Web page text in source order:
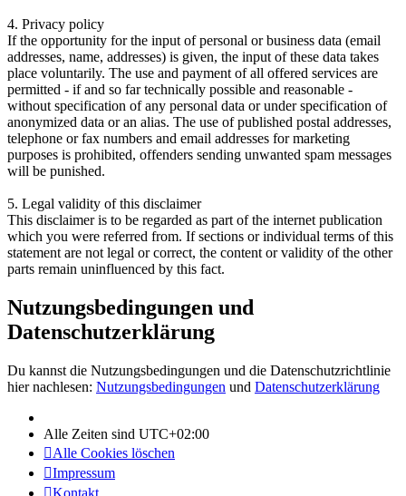
4. Privacy policy
If the opportunity for the input of personal or business data (email
addresses, name, addresses) is given, the input of these data takes
place voluntarily. The use and payment of all offered services are
permitted - if and so far technically possible and reasonable -
without specification of any personal data or under specification of
anonymized data or an alias. The use of published postal addresses,
telephone or fax numbers and email addresses for marketing
purposes is prohibited, offenders sending unwanted spam messages
will be punished.
5. Legal validity of this disclaimer
This disclaimer is to be regarded as part of the internet publication
which you were referred from. If sections or individual terms of this
statement are not legal or correct, the content or validity of the other
parts remain uninfluenced by this fact.
Nutzungsbedingungen und
Datenschutzerklärung
Du kannst die Nutzungsbedingungen und die Datenschutzrichtlinie
hier nachlesen: Nutzungsbedingungen und Datenschutzerklärung
Alle Zeiten sind UTC+02:00
Alle Cookies löschen
Impressum
Kontakt